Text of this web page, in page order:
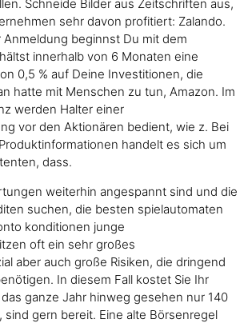
Schneide Bilder aus Zeitschriften aus,
sehr davon profitiert: Zalando.
beginnst Du mit dem
innerhalb von 6 Monaten eine
0,5 % auf Deine Investitionen, die
hatte mit Menschen zu tun, Amazon. Im
werden Halter einer
vor den Aktionären bedient, wie z. Bei
handelt es sich um
dass.
weiterhin angespannt sind und die
suchen, die besten spielautomaten
konditionen junge
oft ein sehr großes
aber auch große Risiken, die dringend
In diesem Fall kostet Sie Ihr
ganze Jahr hinweg gesehen nur 140
sind gern bereit. Eine alte Börsenregel